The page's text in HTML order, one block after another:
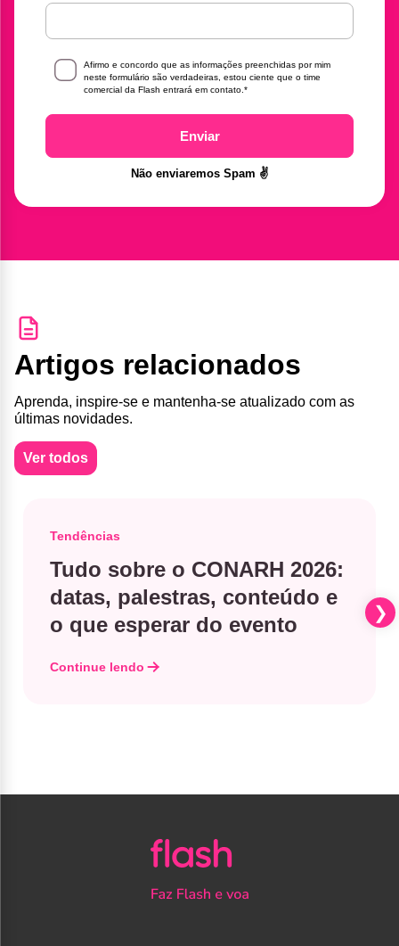
Afirmo e concordo que as informações preenchidas por mim
neste formulário são verdadeiras, estou ciente que o time
comercial da Flash entrará em contato. *
Enviar
Não enviaremos Spam ✌️
Artigos relacionados
Aprenda, inspire-se e mantenha-se atualizado com as
últimas novidades.
Ver todos
Tendências
Tudo sobre o CONARH 2026:
datas, palestras, conteúdo e
o que esperar do evento
Continue lendo